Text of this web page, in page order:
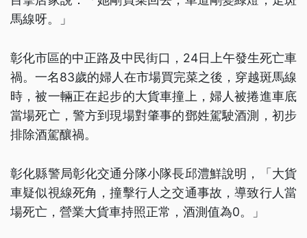
馬線呀。」
彰化市區的中正路及中民街口，24日上午發生死亡車
禍。一名83歲的婦人在市場買完菜之後，穿越斑馬線
時，被一輛正在起步的大貨車撞上，婦人被捲進車底
當場死亡，警方到現場對肇事的鄧姓駕駛酒測，初步
排除酒駕釀禍。
彰化縣警局彰化交通分隊小隊長邱澧鮮說明，「大貨
車疑似視線死角，撞擊行人之交通事故，導致行人當
場死亡，營業大貨車持照正常，酒測值為0。」